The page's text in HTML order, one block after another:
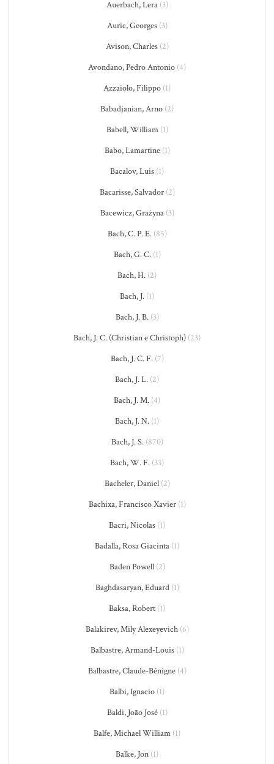
Auerbach, Lera(3)
Auric, Georges(3)
Avison, Charles(2)
Avondano, Pedro Antonio (4)
Azzaiolo, Filippo (1)
Babadjanian, Arno (2)
Babell, William(1)
Babo, Lamartine(1)
Bacalov, Luis (1)
Bacarisse, Salvador(2)
Bacewicz, Grażyna(3)
Bach, C. P. E.(85)
Bach, G. C.(1)
Bach, H. (2)
Bach, J. (1)
Bach, J. B.(3)
Bach, J. C. (Christian e Christoph) (23)
Bach, J. C. F.(7)
Bach, J. L. (2)
Bach, J. M. (4)
Bach, J. N. (1)
Bach, J. S.(870)
Bach, W. F. (33)
Bacheler, Daniel(2)
Bachixa, Francisco Xavier(1)
Bacri, Nicolas (1)
Badalla, Rosa Giacinta (1)
Baden Powell(2)
Baghdasaryan, Eduard(1)
Baksa, Robert (1)
Balakirev, Mily Alexeyevich(6)
Balbastre, Armand-Louis(1)
Balbastre, Claude-Bénigne(4)
Balbi, Ignacio (1)
Baldi, João José(1)
Balfe, Michael William (1)
Balke, Jon (1)